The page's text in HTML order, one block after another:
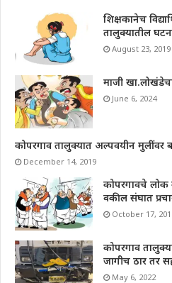
शिक्षकानेच
तालुक्यातील
August 23, 2019
माजी
June 6, 2024
कोपरगाव तालुक्यात अल्पवयीन
December 14, 2019
कोपरगावचे
वकील संघात
October 17,
कोपरगाव
जागीच ठार तर
May 6, 2022